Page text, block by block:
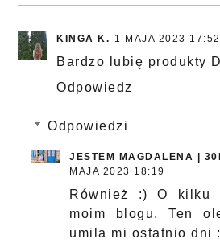
KINGA K. 1 MAJA 2023 17:52
Bardzo lubię produkty
Odpowiedz
Odpowiedzi
JESTEM MAGDALENA |
MAJA 2023 18:19
Również :) O kilku
moim blogu. Ten
umila mi ostatnio dni